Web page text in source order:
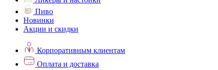
Пиво
Новинки
Акции и скидки
Корпоративным клиентам
Оплата и доставка